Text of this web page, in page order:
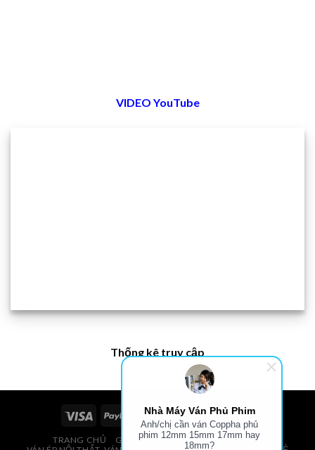
VIDEO YouTube
Thống kê truy cập
TRANG CHỦ
GIÁ VÁN PHỦ PHIM, VÁN COPPHA
Nhà Máy Ván Phủ Phim
Anh/chị cần ván Coppha phủ
phim 12mm 15mm 17mm hay
18mm?